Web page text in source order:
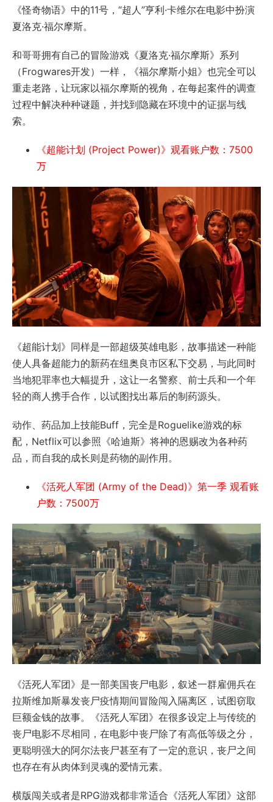
《怪奇物语》中的11号，“超人”亨利·卡维尔在电影中扮演
夏洛克·福尔摩斯。
和哥哥拥有自己的冒险游戏《夏洛克·福尔摩斯》系列
（Frogwares开发）一样，《福尔摩斯小姐》也完全可以
重走老路，让玩家以福尔摩斯的视角，在每起案件的调查
过程中解决种种谜题，并找到隐藏在环境中的证据与线
索。
《超能计划 (Project Power)》观看账户数：7500
万
《超能计划》同样是一部超级英雄电影，故事描述一种能
使人具备超能力的新药在纽奥良市区私下交易，与此同时
当地犯罪率也大幅提升，这让一名警察、前士兵和一个年
轻的商人携手合作，以试图找出幕后的制药源头。
动作、药品加上技能Buff，完全是Roguelike游戏的标
配，Netflix可以参照《哈迪斯》将神的恩赐改为各种药
品，而自我的成长则是药物的副作用。
《活死人军团 (Army of the Dead)》第一季 观看账
户数：7500万
《活死人军团》是一部美国丧尸电影，叙述一群雇佣兵在
拉斯维加斯暴发丧尸疫情期间冒险闯入隔离区，试图窃取
巨额金钱的故事。《活死人军团》在很多设定上与传统的
丧尸电影不尽相同，在电影中丧尸除了有高低等级之分，
更聪明强大的阿尔法丧尸甚至有了一定的意识，丧尸之间
也存在有从肉体到灵魂的爱情元素。
横版闯关或者是RPG游戏都非常适合《活死人军团》这部